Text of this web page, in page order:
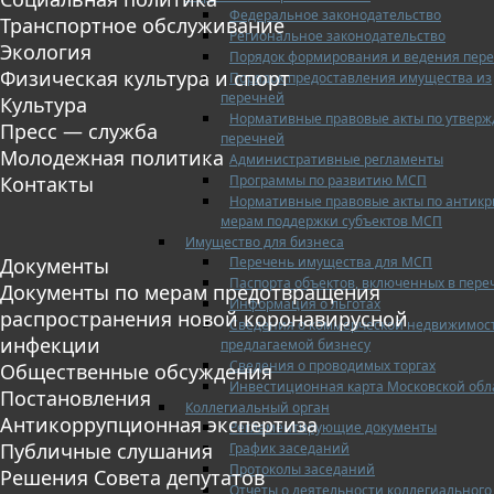
Федеральное законодательство
Региональное законодательство
Порядок формирования и ведения
Порядок предоставления имущества из
перечней
Нормативные правовые акты по
перечней
Административные регламенты
Программы по развитию МСП
Нормативные правовые акты по
мерам поддержки субъектов МСП
Имущество для бизнеса
Перечень имущества для МСП
Паспорта объектов, включенных в
Информация о льготах
Сведения о коммерческой
предлагаемой бизнесу
Сведения о проводимых торгах
Инвестиционная карта Московской
Коллегиальный орган
Регламентирующие документы
График заседаний
Протоколы заседаний
Отчеты о деятельности
Транспортное обслуживание
Экология
Физическая культура и спорт
Культура
Пресс — служба
Молодежная политика
Контакты
Документы
Документы по мерам предотвращения
распространения новой коронавирусной
инфекции
Общественные обсуждения
Постановления
Антикоррупционная экспертиза
Публичные слушания
Решения Совета депутатов